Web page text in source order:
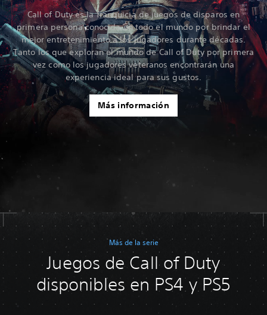
Call of Duty es la franquicia de juegos de disparos en
primera persona conocida en todo el mundo por brindar el
mejor entretenimiento a los jugadores durante décadas.
Tanto los que exploran el mundo de Call of Duty por primera
vez como los jugadores veteranos encontrarán una
experiencia ideal para sus gustos.
Más información
Más de la serie
Juegos de Call of Duty
disponibles en PS4 y PS5